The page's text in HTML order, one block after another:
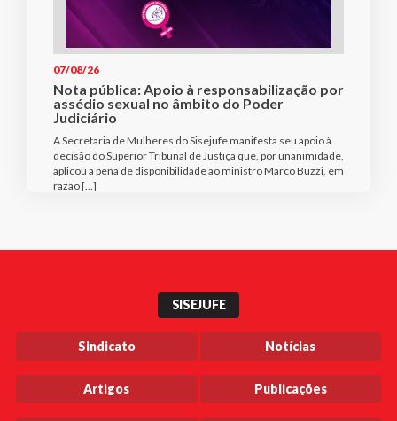
07/08/26
Nota pública: Apoio à responsabilização por
assédio sexual no âmbito do Poder
Judiciário
A Secretaria de Mulheres do Sisejufe manifesta seu apoio à
decisão do Superior Tribunal de Justiça que, por unanimidade,
aplicou a pena de disponibilidade ao ministro Marco Buzzi, em
razão […]
SISEJUFE
Sindicato Notícias
Artigos Publicações